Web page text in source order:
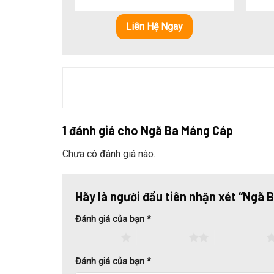
Chức năngLiên Hệ Ngay
1 đánh giá cho Ngã Ba Máng Cáp
Chưa có đánh giá nào.
Hãy là người đầu tiên nhận xét “Ngã
Đánh giá của bạn *
Đánh giá của bạn *